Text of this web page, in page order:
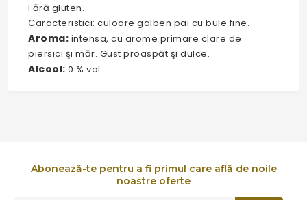
Fără gluten.
Caracteristici: culoare galben pai cu bule fine.
Aroma: intensa, cu arome primare clare de
piersici şi măr. Gust proaspăt şi dulce.
Alcool: 0 % vol
Abonează-te pentru a fi primul care află de noile
noastre oferte